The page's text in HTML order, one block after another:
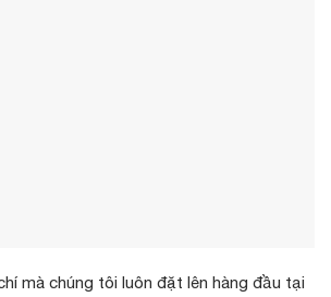
mà chúng tôi luôn đặt lên hàng đầu tại